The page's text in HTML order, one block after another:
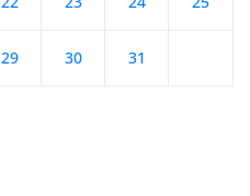
29 30 31